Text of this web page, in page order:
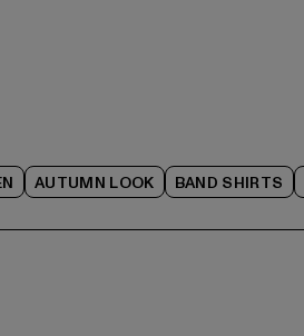
AUTUMN LOOK BAND SHIRTS